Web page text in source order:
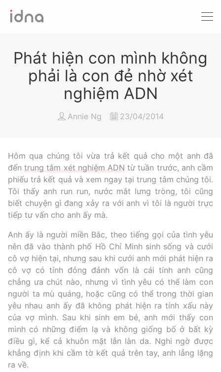
Xét nghiệm ADN
Tầm soát ung thư
Làm khai sinh
Xét nghiệm động vật
Phát hiện con mình không
phải là con đẻ nhờ xét
nghiệm ADN
Annie Ng 23/04/2014
Hôm qua chúng tôi vừa trả kết quả cho một anh đã
đếntrung tâm xét nghiệm ADN từ tuần trước, anh cầm
phiếu trả kết quả và xem ngay tại trung tâm chúng tôi.
Tôi thấy anh run run, nước mắt lưng tròng, tôi cũng
biết chuyện gì đang xảy ra với anh vì tôi là người trực
tiếp tư vấn cho anh ấy mà.
Anh ấy là người miền Bắc, theo tiếng gọi của tình yêu
nên đã vào thành phố Hồ Chí Minh sinh sống và cưới
cô vợ hiện tại, nhưng sau khi cưới anh mới phát hiện ra
cô vợ có tính đỏng đảnh vốn là cái tính anh cũng
chẳng ưa chút nào, nhưng vì tình yêu có thể làm con
người ta mù quáng, hoặc cũng có thể trong thời gian
yêu nhau anh ấy đã không phát hiện ra tính xấu này
của vợ mình. Sau khi sinh em bé, anh mới thấy con
mình có những điểm lạ và không giống bố ở bất kỳ
điều gì, kể cả khuôn mặt lẫn làn da. Nghi ngờ được
khẳng định khi cầm tờ kết quả trên tay, anh lẳng lặng
ra về.